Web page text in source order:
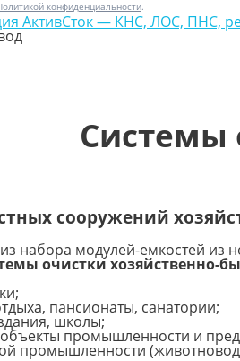
конфиденциальности.
АктивСток — КНС, ЛОС, ПНС,
Системы
сооружений
набора модулей-емкостей
очистки хозяйственно-
пансионаты, санатории;
школы;
промышленности и
промышленности